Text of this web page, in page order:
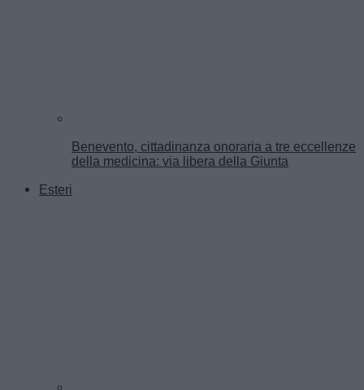
Benevento, cittadinanza onoraria a tre eccellenze
della medicina: via libera della Giunta
Esteri